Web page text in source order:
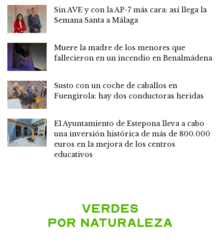
Sin AVE y con la AP-7 más cara: así llega la
Semana Santa a Málaga
Muere la madre de los menores que
fallecieron en un incendio en Benalmádena
Susto con un coche de caballos en
Fuengirola: hay dos conductoras heridas
El Ayuntamiento de Estepona lleva a cabo
una inversión histórica de más de 800.000
euros en la mejora de los centros
educativos